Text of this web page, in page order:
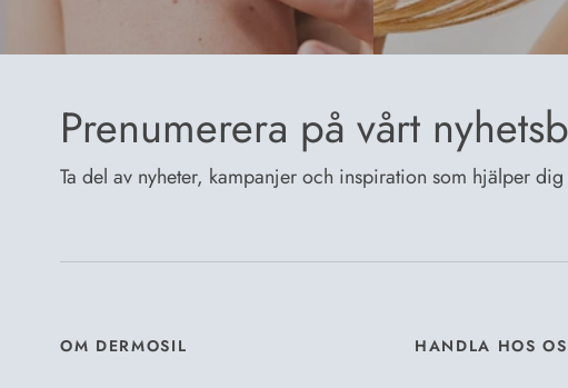
Prenumerera på vårt
Ta del av nyheter, kampanjer och inspiration som hjälper
OM DERMOSIL HANDLA HOS